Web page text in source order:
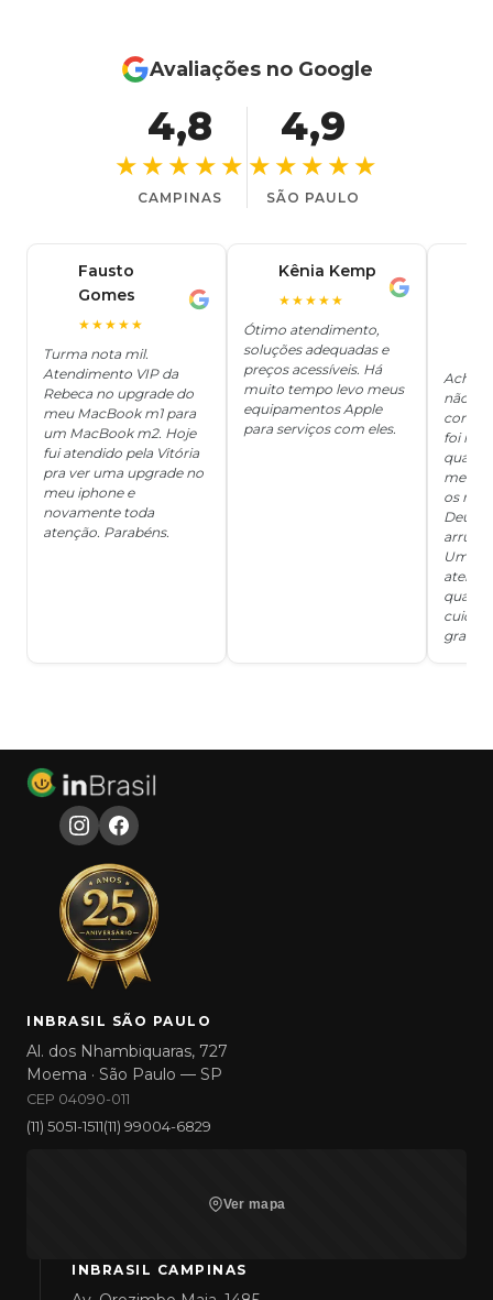
Avaliações no Google
4,8
★★★★★
CAMPINAS
4,9
★★★★★
SÃO PAULO
Fausto
Gomes
★★★★★
Turma nota mil.
Atendimento VIP da
Rebeca no upgrade do
meu MacBook m1 para
um MacBook m2. Hoje
fui atendido pela Vitória
pra ver uma upgrade no
meu iphone e
novamente toda
atenção. Parabéns.
Kênia Kemp
★★★★★
Ótimo atendimento,
soluções adequadas e
preços acessíveis. Há
muito tempo levo meus
equipamentos Apple
para serviços com eles.
Achei
não
foi
me
os
Deus,
Um
grata!!!
INBRASIL SÃO PAULO
Al. dos Nhambiquaras, 727
Moema · São Paulo — SP
CEP 04090-011
(11) 5051-1511(11) 99004-6829
Ver mapa
INBRASIL CAMPINAS